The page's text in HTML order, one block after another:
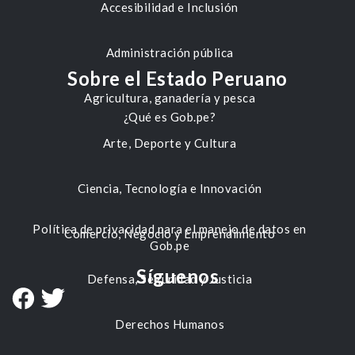
Accesibilidad e Inclusión
Administración pública
Agricultura, ganadería y pesca
Arte, Deporte y Cultura
Ciencia, Tecnología e Innovación
Comercio, Negocio y Emprendimiento
Defensa, Seguridad y Justicia
Derechos Humanos
Sobre el Estado Peruano
¿Qué es Gob.pe?
Política de privacidad para el manejo de datos en
Gob.pe
Síguenos